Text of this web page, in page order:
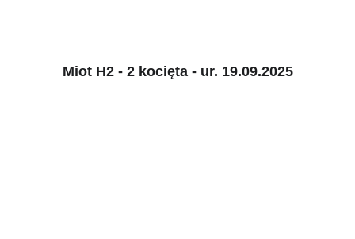
Miot H2 - 2 kocięta - ur. 19.09.2025